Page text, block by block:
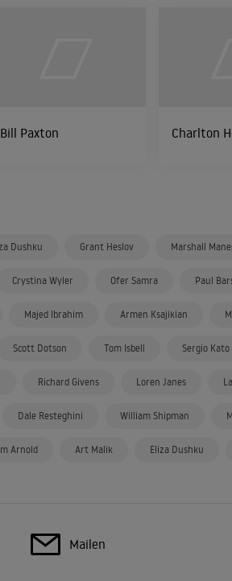
Bill Paxton Charlton
Dushku Grant Heslov Marshall
Crystina Wyler Ofer Samra Paul
Majed Ibrahim Armen Ksajikian
Scott Dotson Tom Isbell Sergio Kato
Richard Givens Loren Janes
Dale Resteghini William Shipman
Arnold Art Malik Eliza Dushku
Mailen